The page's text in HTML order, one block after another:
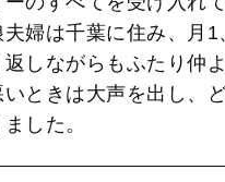
婦は千葉に住み、月
しながらもふたり仲
ときは大声を出し、
した。